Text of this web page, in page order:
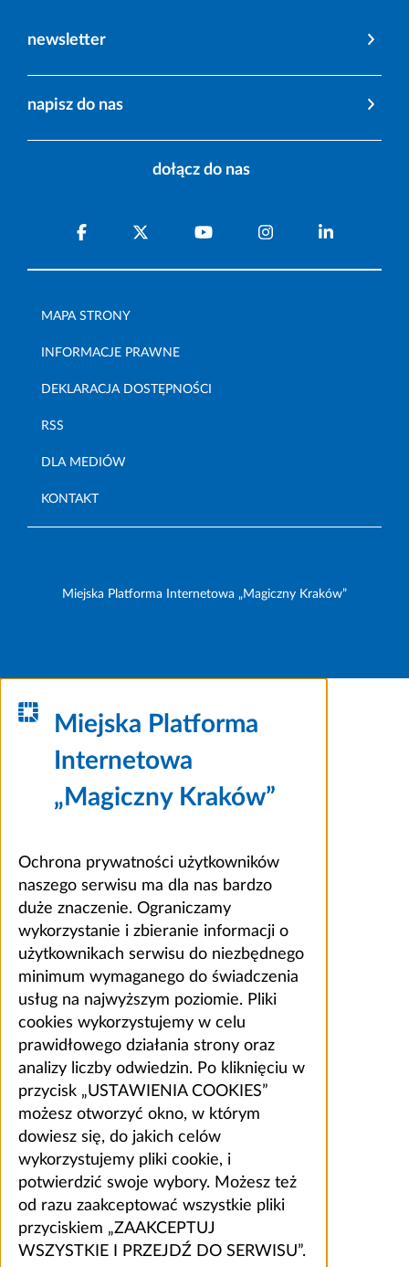
newsletter
napisz do nas
dołącz do nas
MAPA STRONY
INFORMACJE PRAWNE
DEKLARACJA DOSTĘPNOŚCI
RSS
DLA MEDIÓW
KONTAKT
Miejska Platforma Internetowa „Magiczny Kraków”
Miejska Platforma
Internetowa
„Magiczny Kraków”
Ochrona prywatności użytkowników
naszego serwisu ma dla nas bardzo
duże znaczenie. Ograniczamy
wykorzystanie i zbieranie informacji o
użytkownikach serwisu do niezbędnego
minimum wymaganego do świadczenia
usług na najwyższym poziomie. Pliki
cookies wykorzystujemy w celu
prawidłowego działania strony oraz
analizy liczby odwiedzin. Po kliknięciu w
przycisk „USTAWIENIA COOKIES”
możesz otworzyć okno, w którym
dowiesz się, do jakich celów
wykorzystujemy pliki cookie, i
potwierdzić swoje wybory. Możesz też
od razu zaakceptować wszystkie pliki
przyciskiem „ZAAKCEPTUJ
WSZYSTKIE I PRZEJDŹ DO SERWISU”.